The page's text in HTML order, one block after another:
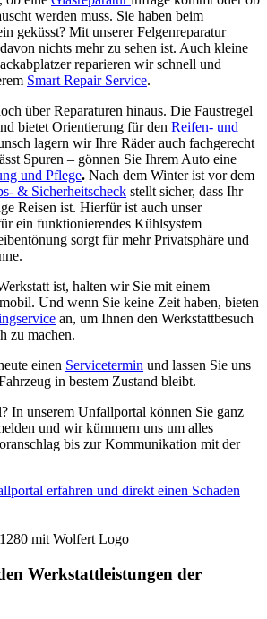
werden muss. Sie haben beim
geküsst? Mit unserer Felgenreparatur
nichts mehr zu sehen ist. Auch kleine
reparieren wir schnell und
Smart Repair Service.
über Reparaturen hinaus. Die Faustregel
bietet Orientierung für den Reifen- und
lagern wir Ihre Räder auch fachgerecht
Spuren – gönnen Sie Ihrem Auto eine
und Pflege. Nach dem Winter ist vor dem
& Sicherheitscheck stellt sicher, dass Ihr
Reisen ist. Hierfür ist auch unser
ein funktionierendes Kühlsystem
sorgt für mehr Privatsphäre und
ist, halten wir Sie mit einem
mobil. Und wenn Sie keine Zeit haben, bieten
an, um Ihnen den Werkstattbesuch
zu machen.
einen Servicetermin und lassen Sie uns
in bestem Zustand bleibt.
In unserem Unfallportal können Sie ganz
und wir kümmern uns um alles
bis zur Kommunikation mit der
erfahren und direkt einen Schaden
Werkstattleistungen der